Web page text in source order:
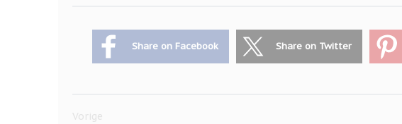
Share on Facebook Share on Twitter